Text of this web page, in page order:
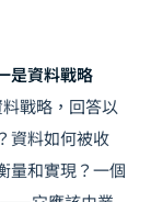
是資料戰略
戰略，回答以
資料如何被收
量和實現？一個